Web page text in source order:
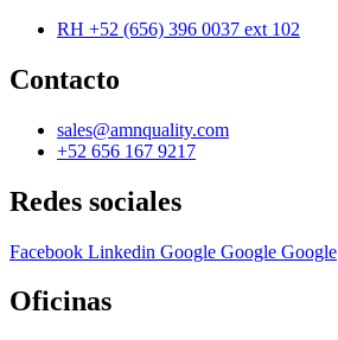
RH +52 (656) 396 0037 ext 102
Contacto
sales@amnquality.com
+52 656 167 9217
Redes sociales
Facebook Linkedin Google Google Google
Oficinas